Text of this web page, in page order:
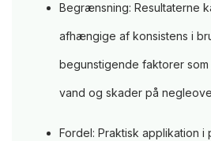
Begrænsning: Resultaterne
afhængige af konsistens i
begunstigende faktorer
vand og skader på
Fordel: Praktisk applikation i